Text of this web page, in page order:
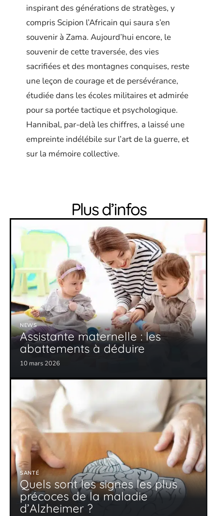
inspirant des générations de stratèges, y
compris Scipion l’Africain qui saura s’en
souvenir à Zama. Aujourd’hui encore, le
souvenir de cette traversée, des vies
sacrifiées et des montagnes conquises, reste
une leçon de courage et de persévérance,
étudiée dans les écoles militaires et admirée
pour sa portée tactique et psychologique.
Hannibal, par-delà les chiffres, a laissé une
empreinte indélébile sur l’art de la guerre, et
sur la mémoire collective.
Plus d’infos
NEWS
Assistante maternelle : les
abattements à déduire
10 mars 2026
SANTÉ
Quels sont les signes les plus
précoces de la maladie
d’Alzheimer ?